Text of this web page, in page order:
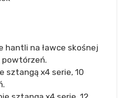
hantli na ławce skośnej
powtórzeń.
sztangą x4 serie, 10